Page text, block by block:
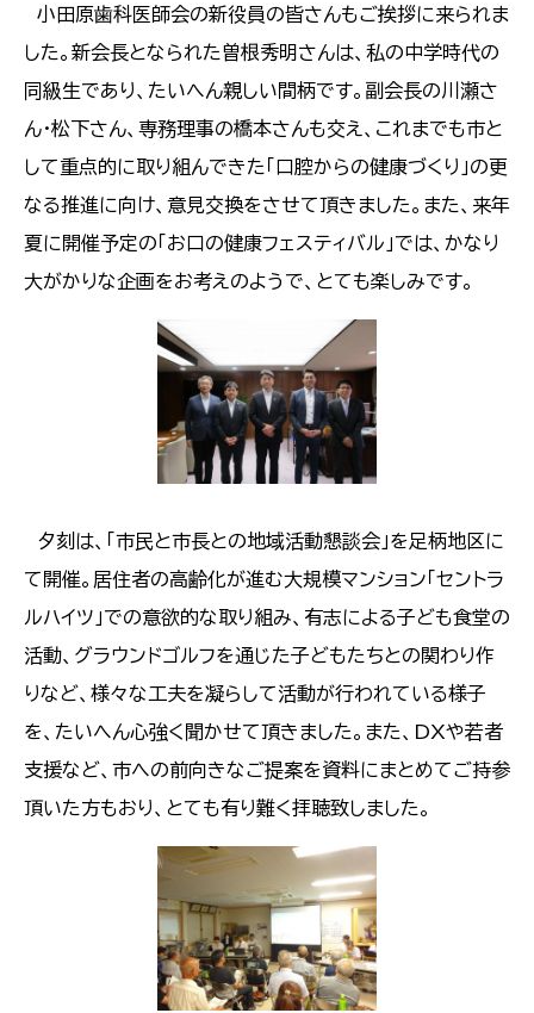
小田原歯科医師会の新役員の皆さんもご挨拶に来られま
した。新会長となられた曽根秀明さんは、私の中学時代の
同級生であり、たいへん親しい間柄です。副会長の川瀬さ
ん・松下さん、専務理事の橋本さんも交え、これまでも市と
して重点的に取り組んできた「口腔からの健康づくり」の更
なる推進に向け、意見交換をさせて頂きました。また、来年
夏に開催予定の「お口の健康フェスティバル」では、かなり
大がかりな企画をお考えのようで、とても楽しみです。
夕刻は、「市民と市長との地域活動懇談会」を足柄地区に
て開催。居住者の高齢化が進む大規模マンション「セントラ
ルハイツ」での意欲的な取り組み、有志による子ども食堂の
活動、グラウンドゴルフを通じた子どもたちとの関わり作
りなど、様々な工夫を凝らして活動が行われている様子
を、たいへん心強く聞かせて頂きました。また、DXや若者
支援など、市への前向きなご提案を資料にまとめてご持参
頂いた方もおり、とても有り難く拝聴致しました。